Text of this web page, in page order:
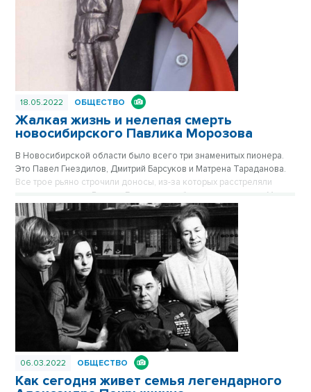
18.05.2022 ОБЩЕСТВО
Жалкая жизнь и нелепая смерть
новосибирского Павлика Морозова
В Новосибирской области было всего три знаменитых пионера.
Это Павел Гнездилов, Дмитрий Барсуков и Матрена Тараданова.
Все трое рьяно строчили доносы, из-за которых расстреляли
десятки человек. В итоге Гнездилова убили родственники, Мите
Барсукову из Искитимского района проломили голову, а пионерку
Матрену из деревни Старопесочное вообще лишили головы.
06.03.2022 ОБЩЕСТВО
Как сегодня живет семья легендарного